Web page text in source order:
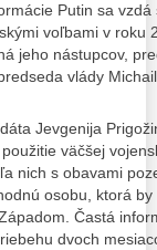
Putin sa
voľbami v roku
jeho nástupcov,
vlády
Jevgenija
väčšej
nich s obavami
osobu, ktorá
Častá
dvoch